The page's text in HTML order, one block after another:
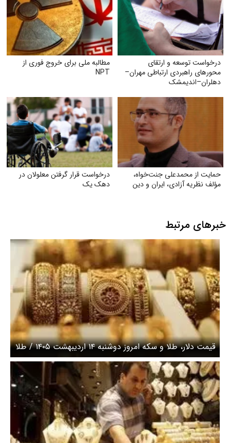
درخواست توسعه و ارتقای
محورهای راهبردی ارتباطی مهران–
دهلران–اندیمشک
مطالبه ملی برای خروج فوری از
NPT
حمایت از محمدعلی جنت‌خواه،
مؤلف نظریه آزادی، ایران و دین
درخواست قرار گرفتن معلولان در
دهک یک
خبرهای مرتبط
قیمت دلار، طلا و سکه امروز دوشنبه ۱۴ اردیبهشت ۱۴۰۵ / طلا
از سکه سبقت گرفت